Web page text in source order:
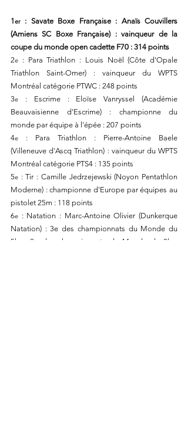
1er : Savate Boxe Française : Anaïs Couvillers
(Amiens SC Boxe Française) : vainqueur de la
coupe du monde open cadette F70 : 314 points
2e : Para Triathlon : Louis Noël (Côte d'Opale
Triathlon Saint-Omer) : vainqueur du WPTS
Montréal catégorie PTWC : 248 points
3e : Escrime : Eloïse Vanryssel (Académie
Beauvaisienne d'Escrime) : championne du
monde par équipe à l'épée : 207 points
4e : Para Triathlon : Pierre-Antoine Baele
(Villeneuve d'Ascq Triathlon) : vainqueur du WPTS
Montréal catégorie PTS4 : 135 points
5e : Tir : Camille Jedrzejewski (Noyon Pentathlon
Moderne) : championne d'Europe par équipes au
pistolet 25m : 118 points
6e : Natation : Marc-Antoine Olivier (Dunkerque
Natation) : 3e des championnats du Monde du
5km, 3e des championnats du Monde du 3km